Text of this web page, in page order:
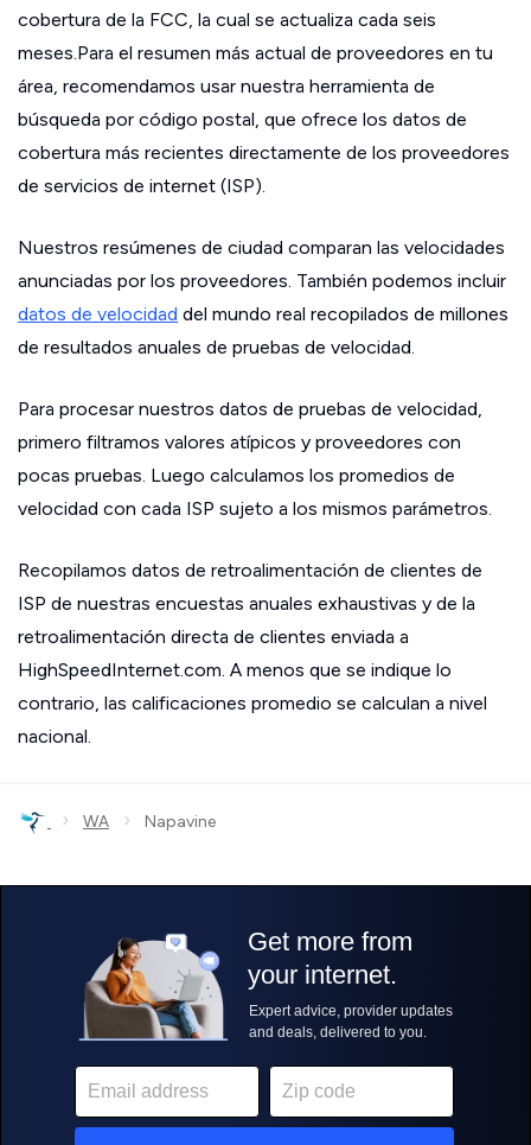
cobertura de la FCC, la cual se actualiza cada seis
meses.Para el resumen más actual de proveedores en tu
área, recomendamos usar nuestra herramienta de
búsqueda por código postal, que ofrece los datos de
cobertura más recientes directamente de los proveedores
de servicios de internet (ISP).
Nuestros resúmenes de ciudad comparan las velocidades
anunciadas por los proveedores. También podemos incluir
datos de velocidad del mundo real recopilados de millones
de resultados anuales de pruebas de velocidad.
Para procesar nuestros datos de pruebas de velocidad,
primero filtramos valores atípicos y proveedores con
pocas pruebas. Luego calculamos los promedios de
velocidad con cada ISP sujeto a los mismos parámetros.
Recopilamos datos de retroalimentación de clientes de
ISP de nuestras encuestas anuales exhaustivas y de la
retroalimentación directa de clientes enviada a
HighSpeedInternet.com. A menos que se indique lo
contrario, las calificaciones promedio se calculan a nivel
nacional.
› WA › Napavine